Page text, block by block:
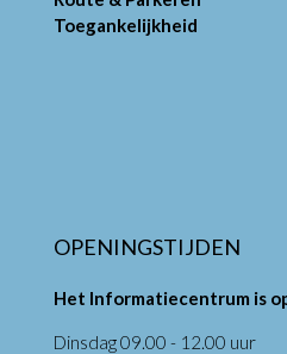
Toegankelijkheid
OPENINGSTIJDEN
Het Informatiecentrum is
Dinsdag 09.00 - 12.00 uur